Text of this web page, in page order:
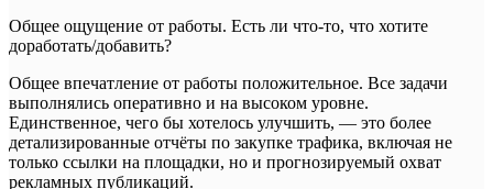
Общее ощущение от работы. Есть ли что-то, что хотите
доработать/добавить?
Общее впечатление от работы положительное. Все задачи
выполнялись оперативно и на высоком уровне.
Единственное, чего бы хотелось улучшить, — это более
детализированные отчёты по закупке трафика, включая не
только ссылки на площадки, но и прогнозируемый охват
рекламных публикаций.